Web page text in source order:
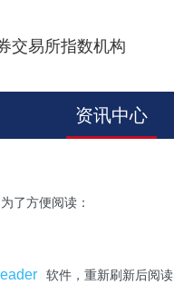
交易所指数机构
资讯中心
了方便阅读：
软件，重新刷新后阅读